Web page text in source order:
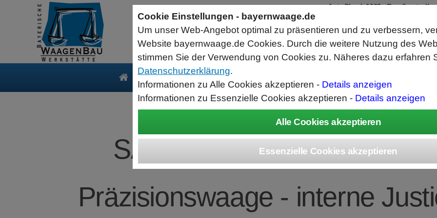
SARTORIUS BCE1202i-
Präzisionswaage - interne
Produkte Service
Seriell RS232 auf USB HID Tastatur
Schnittstellenkonverter
RS232 Daten in Computer Anwendungen schreiben.
Funktioniert wie eine USB Tastatur, Ausgabe an Cursor Position.
Verwendet Standard USB Tastatur Systemtreiber
Datenbearbeitung vor Ausgabe möglich.
AutoCheck 1002 -
Schnelle Toleranzkontrolle und
Abwurfrichtung Gut links/Schlecht
Cookie Einstellungen - bayernwaage.de
Um unser Web-Angebot optimal zu präsentieren und zu verbessern,
Website bayernwaage.de Cookies. Durch die weitere Nutzung des
stimmen Sie der Verwendung von Cookies zu. Näheres dazu erfahren
Datenschutzerklärung.
Informationen zu Alle Cookies akzeptieren - Details anzeigen
Informationen zu Essenzielle Cookies akzeptieren - Details anzeigen